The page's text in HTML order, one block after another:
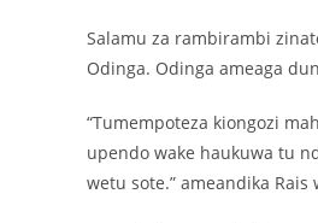
Salamu za rambirambi
Odinga. Odinga ameaga
“Tumempoteza kiongozi
upendo wake haukuwa tu
wetu sote.” ameandika Rais